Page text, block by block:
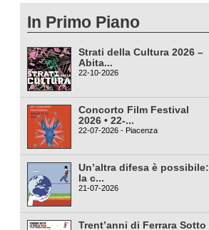
In Primo Piano
Strati della Cultura 2026 –
Abita...
22-10-2026
Concorto Film Festival
2026 • 22-...
22-07-2026 - Piacenza
Un’altra difesa è possibile:
la c...
21-07-2026
Trent’anni di Ferrara Sotto